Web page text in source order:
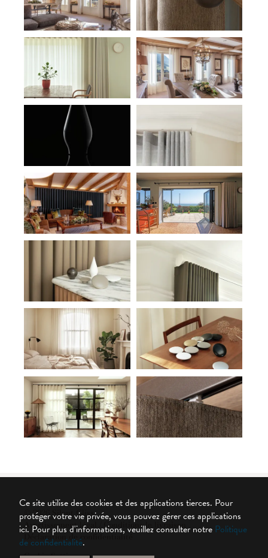
© 2026 Silent Gliss
Avertissement légal / Conditions le livraison
Déclaration de confidentialité
Ce site utilise des cookies et des applications tierces. Pour
protéger votre vie privée, vous pouvez gérer ces applications
ici. Pour plus d'informations, veuillez consulter notre Politique
de confidentialité.